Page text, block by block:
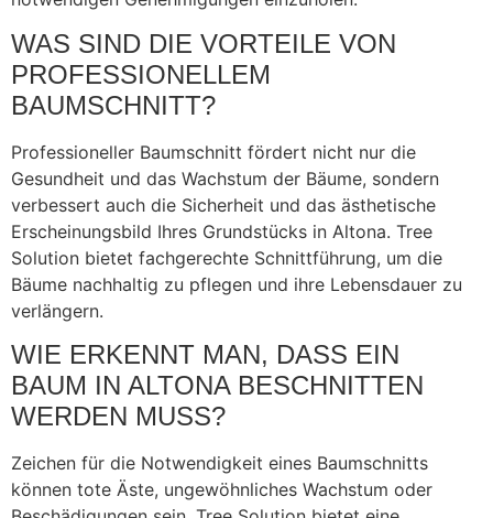
WAS SIND DIE VORTEILE VON
PROFESSIONELLEM
BAUMSCHNITT?
Professioneller Baumschnitt fördert nicht nur die
Gesundheit und das Wachstum der Bäume, sondern
verbessert auch die Sicherheit und das ästhetische
Erscheinungsbild Ihres Grundstücks in Altona. Tree
Solution bietet fachgerechte Schnittführung, um die
Bäume nachhaltig zu pflegen und ihre Lebensdauer zu
verlängern.
WIE ERKENNT MAN, DASS EIN
BAUM IN ALTONA BESCHNITTEN
WERDEN MUSS?
Zeichen für die Notwendigkeit eines Baumschnitts
können tote Äste, ungewöhnliches Wachstum oder